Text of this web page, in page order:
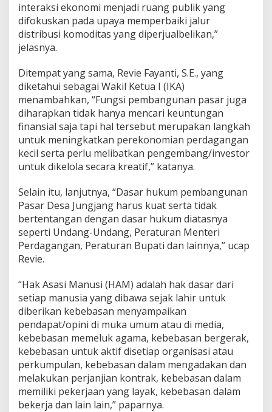
interaksi ekonomi menjadi ruang publik yang
difokuskan pada upaya memperbaiki jalur
distribusi komoditas yang diperjualbelikan,”
jelasnya.
Ditempat yang sama, Revie Fayanti, S.E., yang
diketahui sebagai Wakil Ketua I (IKA)
menambahkan, “Fungsi pembangunan pasar juga
diharapkan tidak hanya mencari keuntungan
finansial saja tapi hal tersebut merupakan langkah
untuk meningkatkan perekonomian perdagangan
kecil serta perlu melibatkan pengembang/investor
untuk dikelola secara kreatif,” katanya.
Selain itu, lanjutnya, “Dasar hukum pembangunan
Pasar Desa Jungjang harus kuat serta tidak
bertentangan dengan dasar hukum diatasnya
seperti Undang-Undang, Peraturan Menteri
Perdagangan, Peraturan Bupati dan lainnya,” ucap
Revie.
“Hak Asasi Manusi (HAM) adalah hak dasar dari
setiap manusia yang dibawa sejak lahir untuk
diberikan kebebasan menyampaikan
pendapat/opini di muka umum atau di media,
kebebasan memeluk agama, kebebasan bergerak,
kebebasan untuk aktif disetiap organisasi atau
perkumpulan, kebebasan dalam mengadakan dan
melakukan perjanjian kontrak, kebebasan dalam
memiliki pekerjaan yang layak, kebebasan dalam
bekerja dan lain lain,” paparnya.